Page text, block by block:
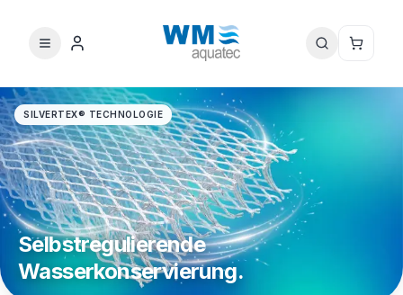
SILVERTEX® TECHNOLOGIE
Selbstregulierende
Wasserkonservierung.